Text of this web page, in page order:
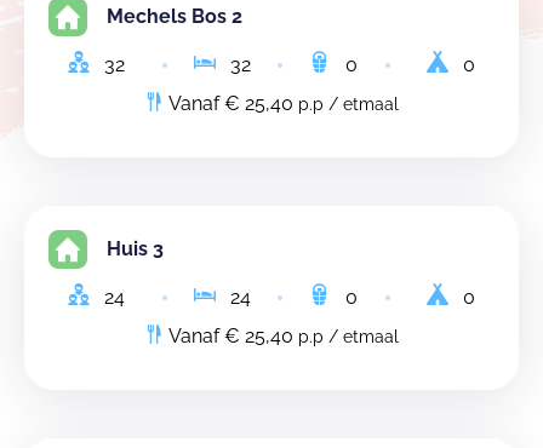
Mechels Bos 2
32 32 0
0
Vanaf € 25,40 p.p / etmaal
Huis 3
24 24 0
0
Vanaf € 25,40 p.p / etmaal